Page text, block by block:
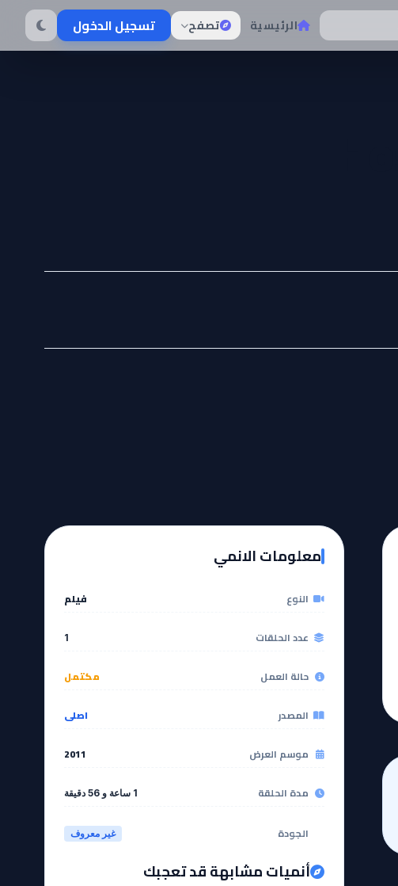
الرئيسية تصفح تسجيل الدخول
معلومات الانمي
النوع فيلم
عدد الحلقات 1
حالة العمل مكتمل
المصدر اصلي
موسم العرض 2011
مدة الحلقة 1 ساعة و 56 دقيقة
الجودة غير معروف
أنميات مشابهة قد تعجبك